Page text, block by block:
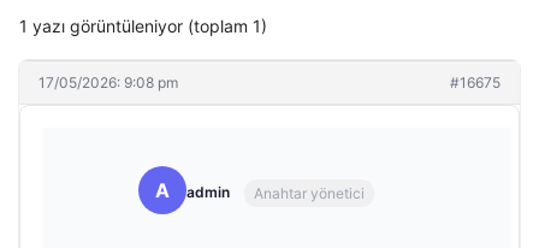
1 yazı görüntüleniyor (toplam 1)
17/05/2026: 9:08 pm #16675
A admin Anahtar yönetici